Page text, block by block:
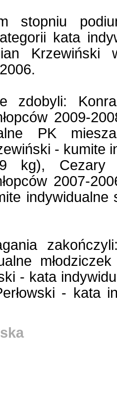
stopniu
kata
Krzewiński
zdobyli:
2009-
PK
- kumite
kg), Cezary
2007-
indywidualne
- kata
- kata